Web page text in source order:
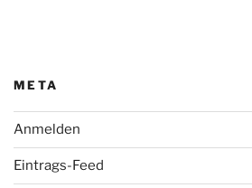
META
Anmelden
Eintrags-Feed